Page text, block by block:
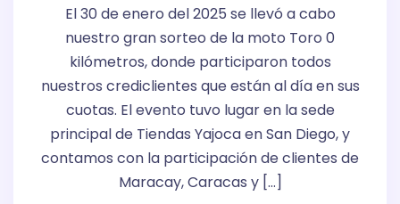
El 30 de enero del 2025 se llevó a cabo
nuestro gran sorteo de la moto Toro 0
kilómetros, donde participaron todos
nuestros crediclientes que están al día en sus
cuotas. El evento tuvo lugar en la sede
principal de Tiendas Yajoca en San Diego, y
contamos con la participación de clientes de
Maracay, Caracas y […]